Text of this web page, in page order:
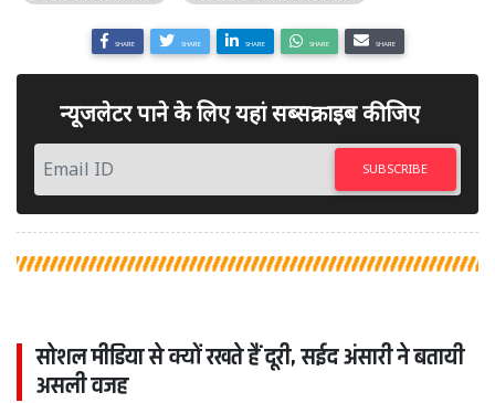
SHARE SHARE SHARE SHARE SHARE
न्यूजलेटर पाने के लिए यहां सब्सक्राइब कीजिए
SUBSCRIBE
सोशल मीडिया से क्यों रखते हैं दूरी, सईद अंसारी ने बतायी
असली वजह